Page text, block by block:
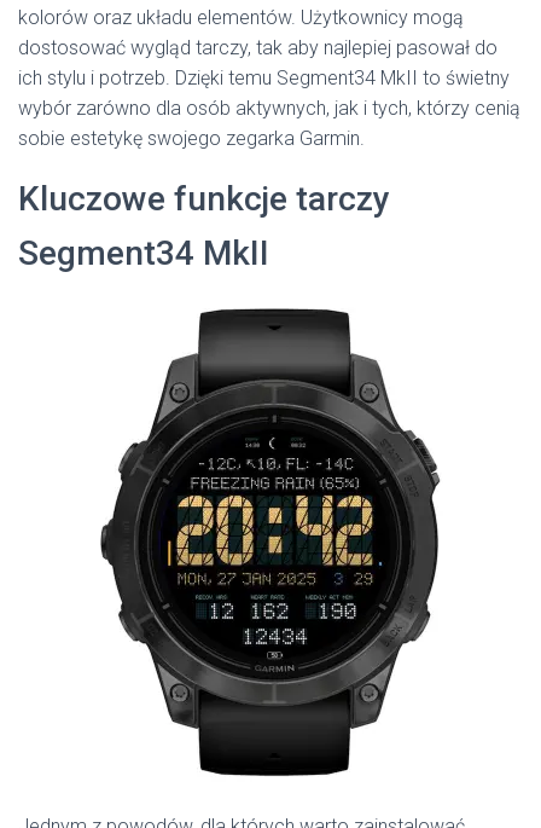
kolorów oraz układu elementów. Użytkownicy mogą
dostosować wygląd tarczy, tak aby najlepiej pasował do
ich stylu i potrzeb. Dzięki temu Segment34 MkII to świetny
wybór zarówno dla osób aktywnych, jak i tych, którzy cenią
sobie estetykę swojego zegarka Garmin.
Kluczowe funkcje tarczy
Segment34 MkII